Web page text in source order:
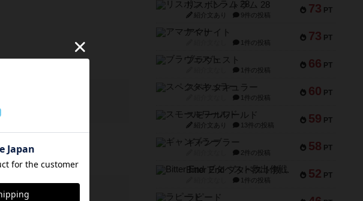
73 PT
リスボン・トラム 28
紹介文あり 9件の投稿
73 PT
アマナイト
1件の投稿
66 PT
ブラヴェスト
1件の投稿
60 PT
スペクタキュラー
1件の投稿
59 PT
スモールワールド
紹介文あり 13件の投稿
58 PT
ギャンブラー
2件の投稿
52 PT
Bitter End ブタペスト救出作戦
1件の投稿
ラピード